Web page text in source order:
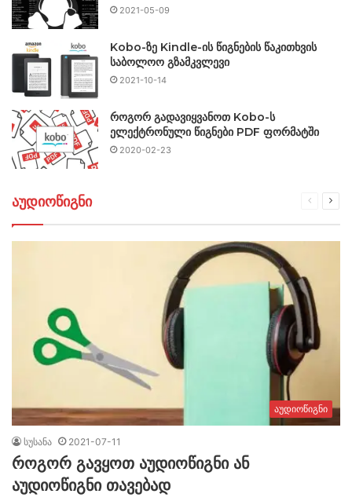
2021-05-09
Kobo-ზე Kindle-ის წიგნების წაკითხვის
საბოლოო გზამკვლევი
2021-10-14
როგორ გადავიყვანოთ Kobo-ს
ელექტრონული წიგნები PDF ფორმატში
2020-02-23
აუდიოწიგნი
წინა
აუდიოწიგნი
სუსანა 2021-07-11
როგორ გავყოთ აუდიოწიგნი ან
აუდიოწიგნი თავებად